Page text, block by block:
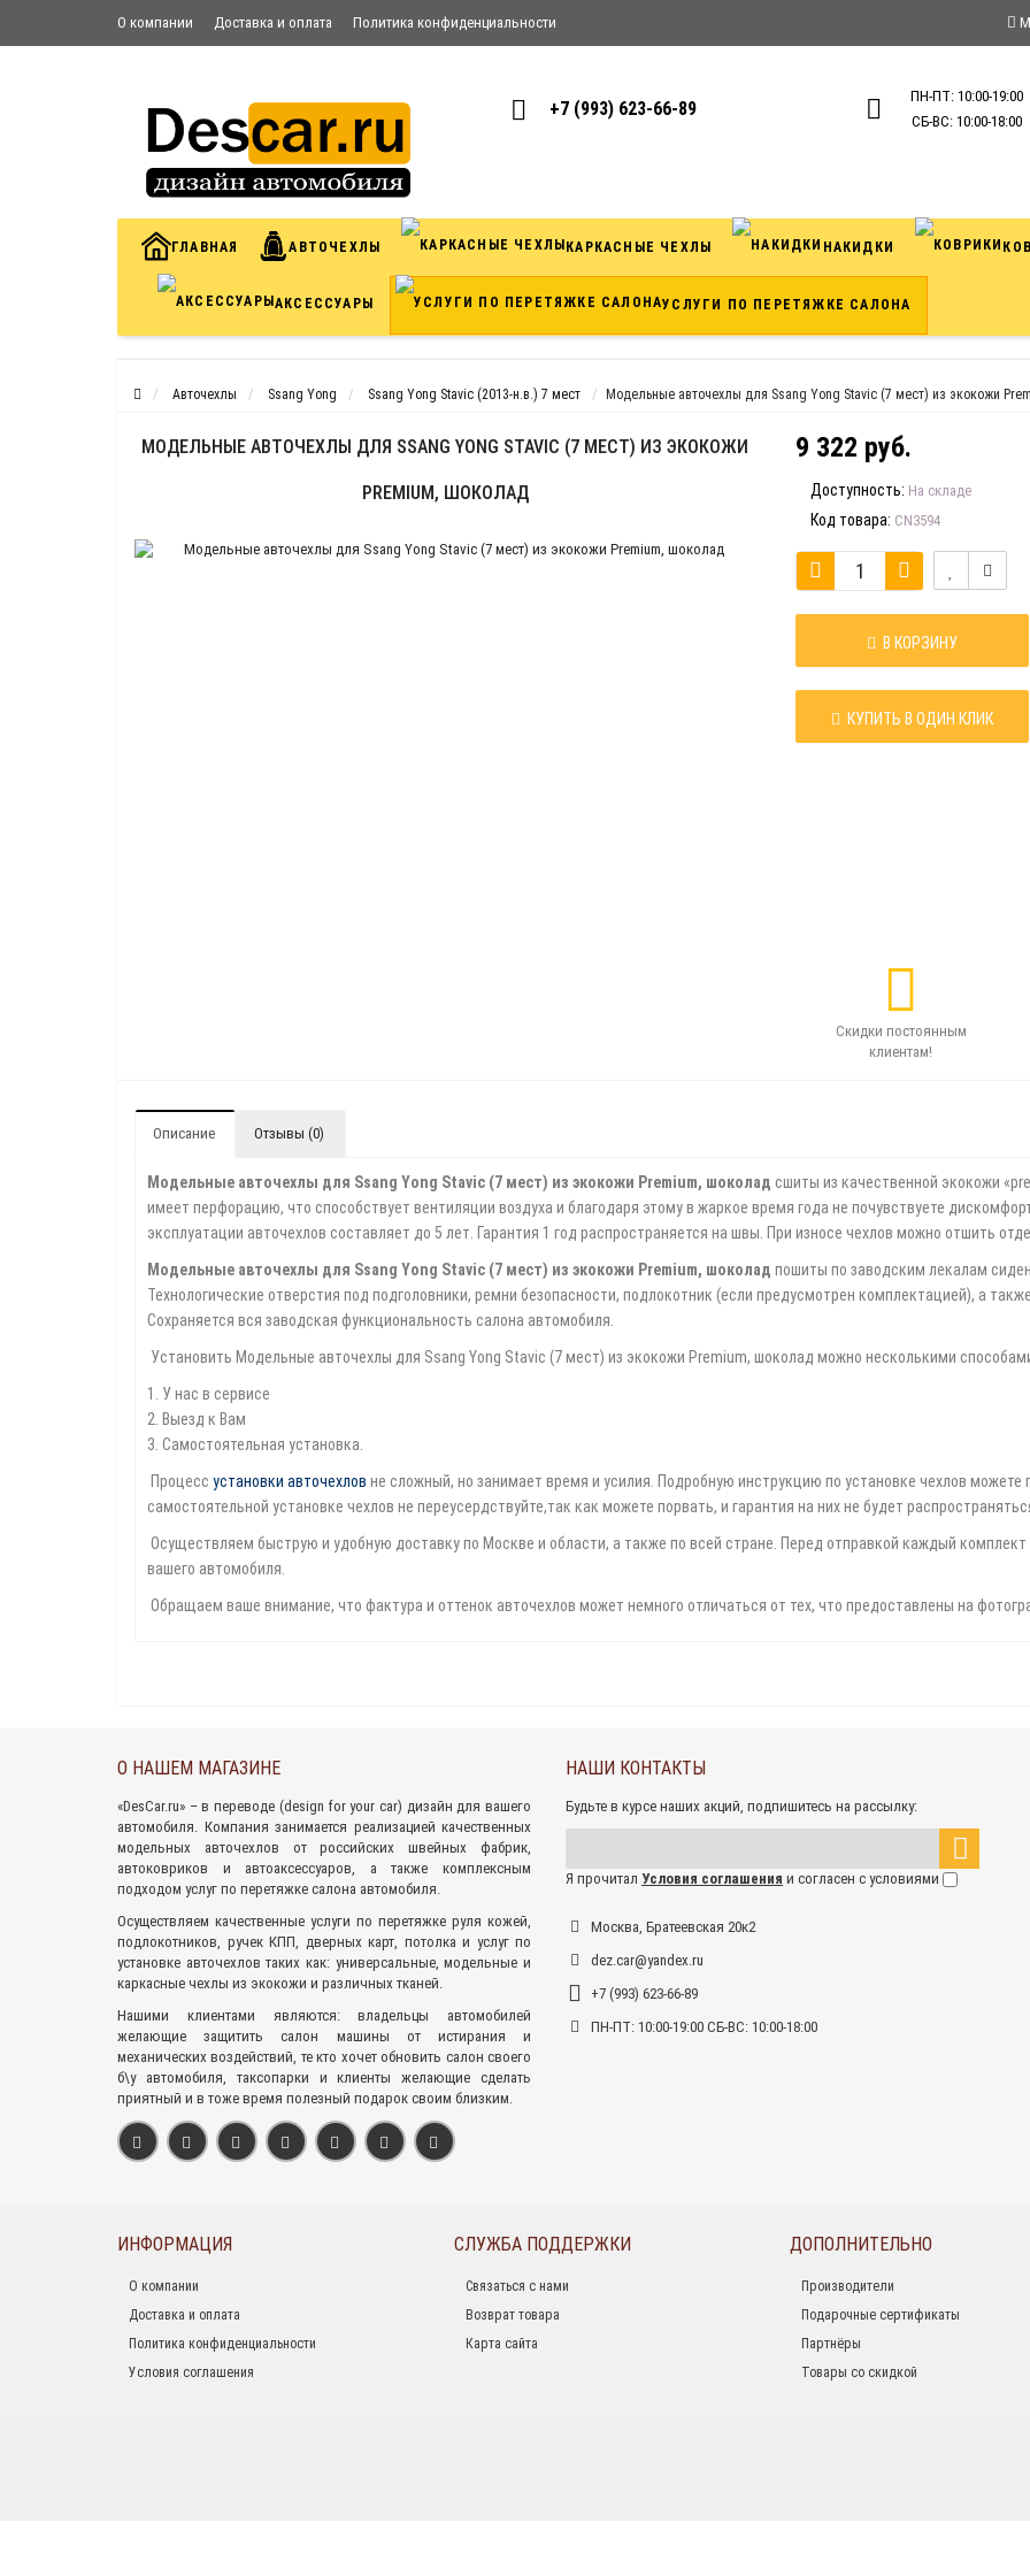
О компании Доставка и оплата Политика конфиденциальности
+7 (993) 623-66-89
ПН-ПТ: 10:00-19:00
СБ-ВС: 10:00-18:00
ГЛАВНАЯ АВТОЧЕХЛЫ КАРКАСНЫЕ ЧЕХЛЫ НАКИДКИ
АКСЕССУАРЫ УСЛУГИ ПО ПЕРЕТЯЖКЕ САЛОНА
Авточехлы Ssang Yong Ssang Yong Stavic (2013-н.в.) 7 мест Модельные авточехлы для Ssang Yong Stavic (7 мест) из экокожи
МОДЕЛЬНЫЕ АВТОЧЕХЛЫ ДЛЯ SSANG YONG STAVIC (7 МЕСТ) ИЗ ЭКОКОЖИ
PREMIUM, ШОКОЛАД
9 322 руб.
Доступность: На складе
Код товара: CN3594
В КОРЗИНУ
КУПИТЬ В ОДИН КЛИК
Скидки постоянным
клиентам!
Описание Отзывы (0)
Модельные авточехлы для Ssang Yong Stavic (7 мест) из экокожи Premium, шоколад сшиты из качественной экокожи
имеет перфорацию, что способствует вентиляции воздуха и благодаря этому в жаркое время года не почувствуете
эксплуатации авточехлов составляет до 5 лет. Гарантия 1 год распространяется на швы. При износе чехлов можно отшить
Модельные авточехлы для Ssang Yong Stavic (7 мест) из экокожи Premium, шоколад пошиты по заводским лекалам
Технологические отверстия под подголовники, ремни безопасности, подлокотник (если предусмотрен комплектацией), а
Сохраняется вся заводская функциональность салона автомобиля.
Установить Модельные авточехлы для Ssang Yong Stavic (7 мест) из экокожи Premium, шоколад можно несколькими
1. У нас в сервисе
2. Выезд к Вам
3. Самостоятельная установка.
Процесс установки авточехлов не сложный, но занимает время и усилия. Подробную инструкцию по установке чехлов можете
самостоятельной установке чехлов не переусердствуйте,так как можете порвать, и гарантия на них не будет
Осуществляем быструю и удобную доставку по Москве и области, а также по всей стране. Перед отправкой каждый комплект
вашего автомобиля.
Обращаем ваше внимание, что фактура и оттенок авточехлов может немного отличаться от тех, что предоставлены на
О НАШЕМ МАГАЗИНЕ
«DesCar.ru» – в переводе (design for your car) дизайн для вашего
автомобиля. Компания занимается реализацией качественных
модельных авточехлов от российских швейных фабрик,
автоковриков и автоаксессуаров , а также комплексным
подходом услуг по перетяжке салона автомобиля.
Осуществляем качественные услуги по перетяжке руля кожей,
подлокотников, ручек КПП, дверных карт, потолка и услуг по
установке авточехлов таких как: универсальные, модельные и
каркасные чехлы из экокожи и различных тканей.
Нашими клиентами являются: владельцы автомобилей
желающие защитить салон машины от истирания и
механических воздействий, те кто хочет обновить салон своего
б\у автомобиля, таксопарки и клиенты желающие сделать
приятный и в тоже время полезный подарок своим близким.
НАШИ КОНТАКТЫ
Будьте в курсе наших акций, подпишитесь на рассылку:
Я прочитал Условия соглашения и согласен с условиями
Москва, Братеевская 20к2
dez.car@yandex.ru
+7 (993) 623-66-89
ПН-ПТ: 10:00-19:00 СБ-ВС: 10:00-18:00
ИНФОРМАЦИЯ
О компании
Доставка и оплата
Политика конфиденциальности
Условия соглашения
СЛУЖБА ПОДДЕРЖКИ
Связаться с нами
Возврат товара
Карта сайта
ДОПОЛНИТЕЛЬНО
Производители
Подарочные сертификаты
Партнёры
Товары со скидкой